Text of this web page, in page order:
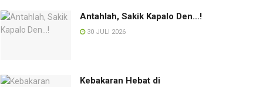
Antahlah, Sakik Kapalo Den…!
30 JULI 2026
Kebakaran Hebat di